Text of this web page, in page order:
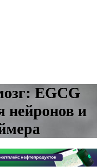
EGCG
нейронов и